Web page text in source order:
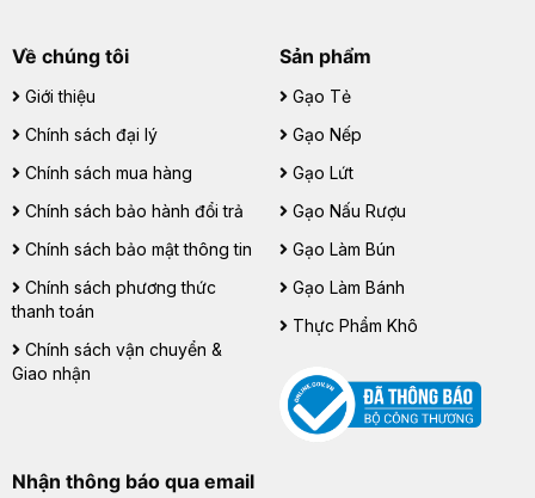
Về chúng tôi
Giới thiệu
Chính sách đại lý
Chính sách mua hàng
Chính sách bảo hành đổi trả
Chính sách bảo mật thông tin
Chính sách phương thức
thanh toán
Chính sách vận chuyển &
Giao nhận
Sản phẩm
Gạo Tẻ
Gạo Nếp
Gạo Lứt
Gạo Nấu Rượu
Gạo Làm Bún
Gạo Làm Bánh
Thực Phẩm Khô
Nhận thông báo qua email